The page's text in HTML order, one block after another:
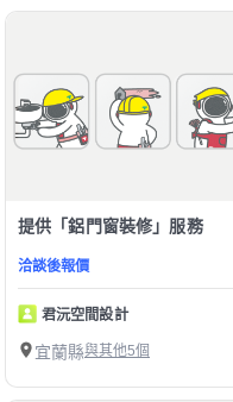
提供「鋁門窗裝修」服務
洽談後報價
君沅空間設計
宜蘭縣與其他5個